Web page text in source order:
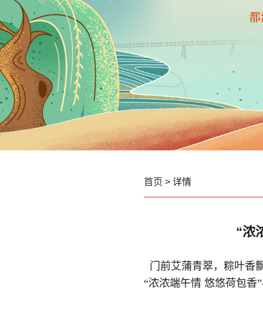
首页 > 详情
“浓
门前艾蒲青翠，粽叶香
“浓浓端午情 悠悠荷包香”